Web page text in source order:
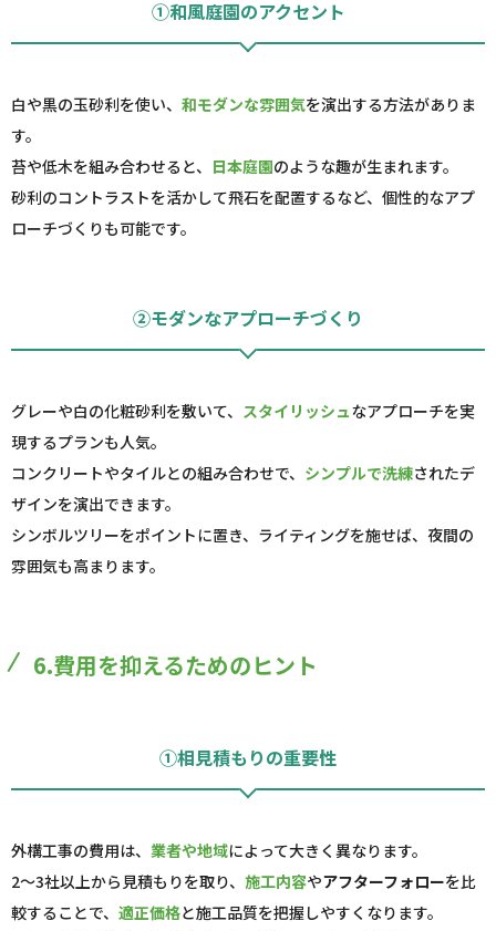
①和風庭園のアクセント
白や黒の玉砂利を使い、 和モダンな雰囲気を演出する方法がありま
す。
苔や低木を組み合わせると、 日本庭園のような趣が生まれます。
砂利のコントラストを活かして飛石を配置するなど、個性的なアプ
ローチづくりも可能です。
②モダンなアプローチづくり
グレーや白の化粧砂利を敷いて、 スタイリッシュなアプローチを実
現するプランも人気。
コンクリートやタイルとの組み合わせで、 シンプルで洗練されたデ
ザインを演出できます。
シンボルツリーをポイントに置き、ライティングを施せば、夜間の
雰囲気も高まります。
6.費用を抑えるためのヒント
①相見積もりの重要性
外構工事の費用は、 業者や地域によって大きく異なります。
2～3社以上から見積もりを取り、 施工内容やアフターフォローを比
較することで、 適正価格と施工品質を把握しやすくなります。